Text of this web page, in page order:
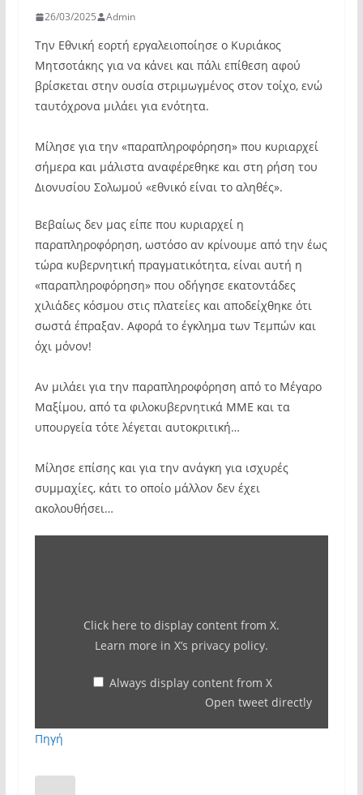
26/03/2025 Admin
Την Εθνική εορτή εργαλειοποίησε ο Κυριάκος
Μητσοτάκης για να κάνει και πάλι επίθεση αφού
βρίσκεται στην ουσία στριμωγμένος στον τοίχο, ενώ
ταυτόχρονα μιλάει για ενότητα.
Μίλησε για την «παραπληροφόρηση» που κυριαρχεί
σήμερα και μάλιστα αναφέρεθηκε και στη ρήση του
Διονυσίου Σολωμού «εθνικό είναι το αληθές».
Βεβαίως δεν μας είπε που κυριαρχεί η
παραπληροφόρηση, ωστόσο αν κρίνουμε από την έως
τώρα κυβερνητική πραγματικότητα, είναι αυτή η
«παραπληροφόρηση» που οδήγησε εκατοντάδες
χιλιάδες κόσμου στις πλατείες και αποδείχθηκε ότι
σωστά έπραξαν. Αφορά το έγκλημα των Τεμπών και
όχι μόνον!
Αν μιλάει για την παραπληροφόρηση από το Μέγαρο
Μαξίμου, από τα φιλοκυβερνητικά ΜΜΕ και τα
υπουργεία τότε λέγεται αυτοκριτική…
Μίλησε επίσης και για την ανάγκη για ισχυρές
συμμαχίες, κάτι το οποίο μάλλον δεν έχει
ακολουθήσει…
Click here to display content from X.
Learn more in X’s privacy policy.
Always display content from X
Open tweet directly
Πηγή